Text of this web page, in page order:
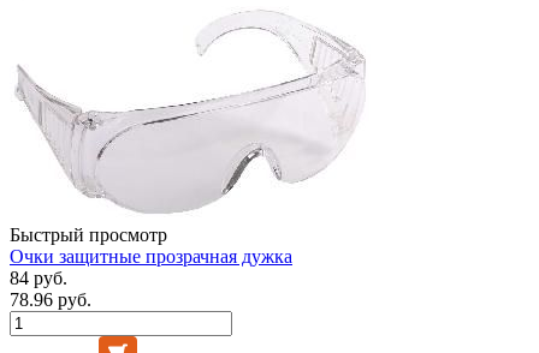
Быстрый просмотр
Очки защитные прозрачная дужка
84 руб.
78.96 руб.